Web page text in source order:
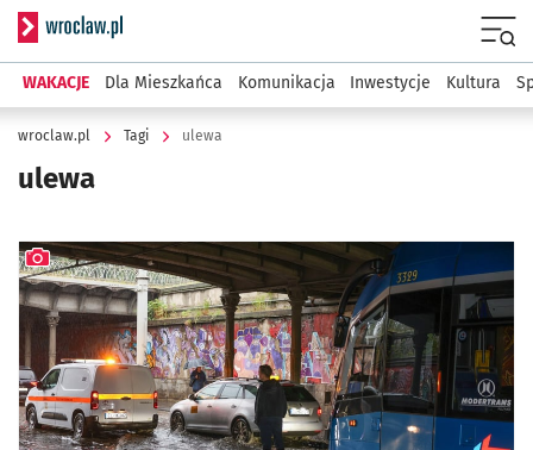
Serwis informacyjny wroclaw.pl
WAKACJE Dla Mieszkańca Komunikacja Inwestycje Kultura
wroclaw.pl Tagi ulewa
ulewa